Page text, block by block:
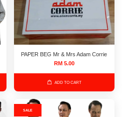
PAPER BEG Mr & Mrs Adam Corrie
RM 5.00
ADD TO CART
SALE